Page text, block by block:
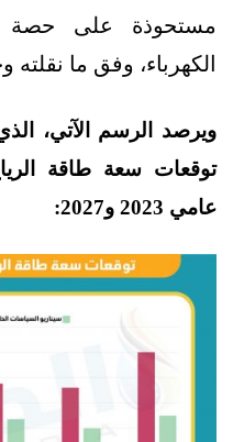
الكهرباء، وفق ما
ويرصد الرسم الآتي،
توقعات سعة طاقة
عامي 2023 و2027: